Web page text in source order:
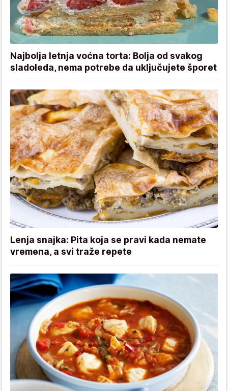
Najbolja letnja voćna torta: Bolja od svakog
sladoleda, nema potrebe da uključujete šporet
Lenja snajka: Pita koja se pravi kada nemate
vremena, a svi traže repete